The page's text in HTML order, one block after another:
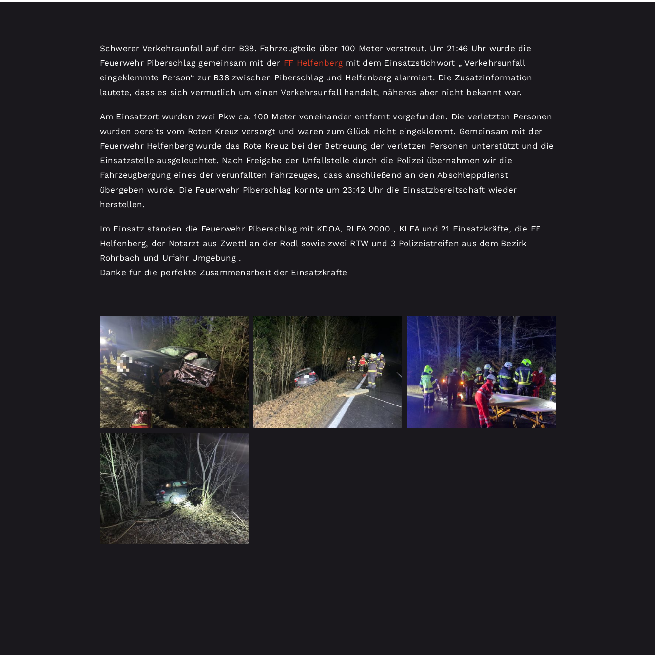
Schwerer Verkehrsunfall auf der B38. Fahrzeugteile über 100 Meter verstreut. Um 21:46 Uhr wurde die
Feuerwehr Piberschlag gemeinsam mit der FF Helfenberg mit dem Einsatzstichwort „ Verkehrsunfall
eingeklemmte Person“ zur B38 zwischen Piberschlag und Helfenberg alarmiert. Die Zusatzinformation
lautete, dass es sich vermutlich um einen Verkehrsunfall handelt, näheres aber nicht bekannt war.
Am Einsatzort wurden zwei Pkw ca. 100 Meter voneinander entfernt vorgefunden. Die verletzten Personen
wurden bereits vom Roten Kreuz versorgt und waren zum Glück nicht eingeklemmt. Gemeinsam mit der
Feuerwehr Helfenberg wurde das Rote Kreuz bei der Betreuung der verletzen Personen unterstützt und die
Einsatzstelle ausgeleuchtet. Nach Freigabe der Unfallstelle durch die Polizei übernahmen wir die
Fahrzeugbergung eines der verunfallten Fahrzeuges, dass anschließend an den Abschleppdienst
übergeben wurde. Die Feuerwehr Piberschlag konnte um 23:42 Uhr die Einsatzbereitschaft wieder
herstellen.
Im Einsatz standen die Feuerwehr Piberschlag mit KDOA, RLFA 2000 , KLFA und 21 Einsatzkräfte, die FF
Helfenberg, der Notarzt aus Zwettl an der Rodl sowie zwei RTW und 3 Polizeistreifen aus dem Bezirk
Rohrbach und Urfahr Umgebung .
Danke für die perfekte Zusammenarbeit der Einsatzkräfte